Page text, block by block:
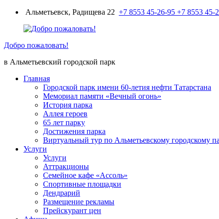
Перейти
содержимому
Альметьевск, Радищева 22 +7 8553 45-26-95 +7 8553 45-
Добро пожаловать!
в Альметьевский городской парк
Главная
Городской парк имени 60-летия нефти Татарстана
Мемориал памяти «Вечный огонь»
История парка
Аллея героев
65 лет парку
Достижения парка
Виртуальный тур по Альметьевскому городскому
Услуги
Услуги
Аттракционы
Семейное кафе «Ассоль»
Спортивные площадки
Дендрарий
Размещение рекламы
Прейскурант цен